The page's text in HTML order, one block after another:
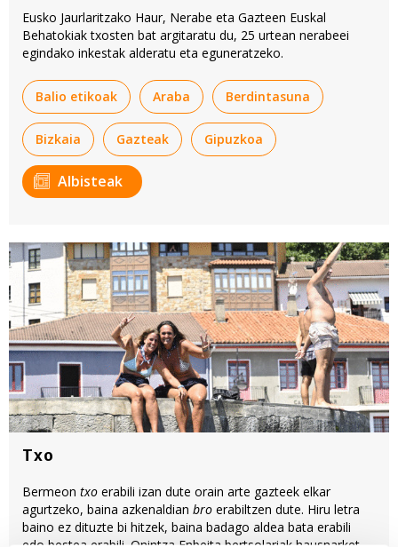
Eusko Jaurlaritzako Haur, Nerabe eta Gazteen Euskal
Behatokiak txosten bat argitaratu du, 25 urtean nerabeei
egindako inkestak alderatu eta eguneratzeko.
Balio etikoak Araba Berdintasuna
Bizkaia Gazteak Gipuzkoa
Albisteak
Txo
Bermeon txo erabili izan dute orain arte gazteek elkar
agurtzeko, baina azkenaldian bro erabiltzen dute. Hiru letra
baino ez dituzte bi hitzek, baina badago aldea bata erabili